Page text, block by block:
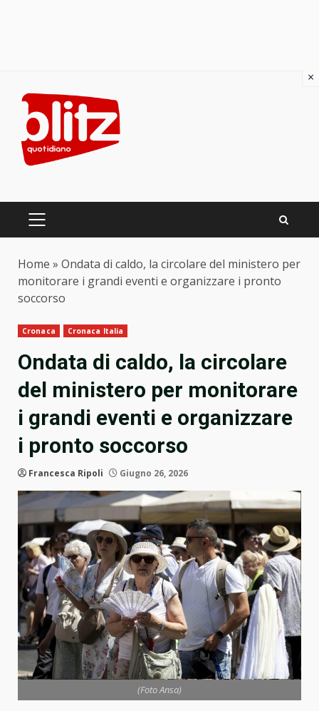
content
PRIMARY
Home » Ondata di caldo, la circolare del ministero per
monitorare i grandi eventi e organizzare i pronto
soccorso
Cronaca Cronaca Italia
Ondata di caldo, la circolare
del ministero per monitorare
i grandi eventi e organizzare
i pronto soccorso
Francesca Ripoli Giugno 26, 2026
(Foto Ansa)
×